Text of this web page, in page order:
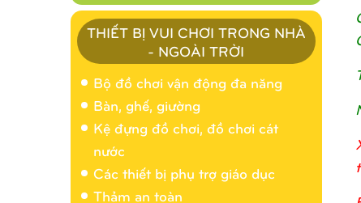
THIẾT BỊ VUI CHƠI TRONG NHÀ
- NGOÀI TRỜI
Bộ đồ chơi vận động đa năng
Bàn, ghế, giường
Kệ đựng đồ chơi, đồ chơi cát
nước
Các thiết bị phụ trợ giáo dục
Thảm an toàn